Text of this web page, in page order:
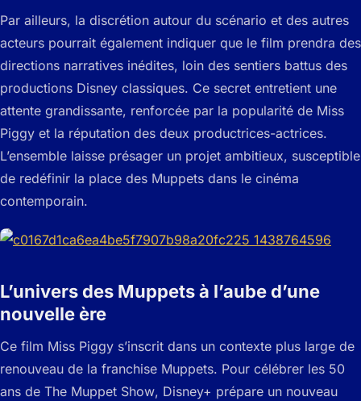
Par ailleurs, la discrétion autour du scénario et des autres
acteurs pourrait également indiquer que le film prendra des
directions narratives inédites, loin des sentiers battus des
productions Disney classiques. Ce secret entretient une
attente grandissante, renforcée par la popularité de Miss
Piggy et la réputation des deux productrices-actrices.
L’ensemble laisse présager un projet ambitieux, susceptible
de redéfinir la place des Muppets dans le cinéma
contemporain.
L’univers des Muppets à l’aube d’une
nouvelle ère
Ce film Miss Piggy s’inscrit dans un contexte plus large de
renouveau de la franchise Muppets. Pour célébrer les 50
ans de The Muppet Show, Disney+ prépare un nouveau